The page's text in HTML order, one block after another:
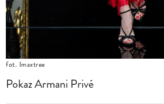
fot. Imaxtree
Pokaz Armani Privé